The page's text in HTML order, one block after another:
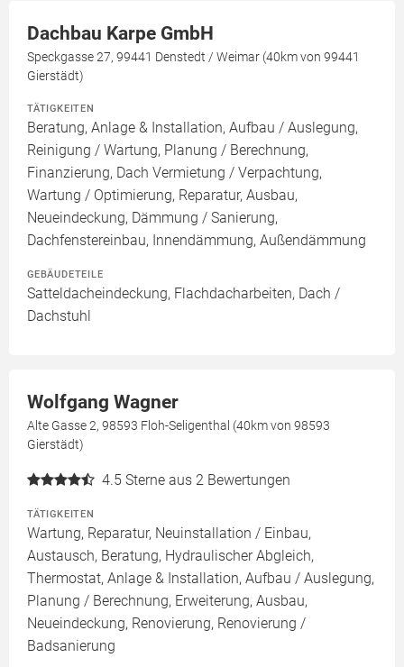
Dachbau Karpe GmbH
Speckgasse 27, 99441 Denstedt / Weimar (40km von 99441
Gierstädt)
TÄTIGKEITEN
Beratung, Anlage & Installation, Aufbau / Auslegung,
Reinigung / Wartung, Planung / Berechnung,
Finanzierung, Dach Vermietung / Verpachtung,
Wartung / Optimierung, Reparatur, Ausbau,
Neueindeckung, Dämmung / Sanierung,
Dachfenstereinbau, Innendämmung, Außendämmung
GEBÄUDETEILE
Satteldacheindeckung, Flachdacharbeiten, Dach /
Dachstuhl
Wolfgang Wagner
Alte Gasse 2, 98593 Floh-Seligenthal (40km von 98593
Gierstädt)
4.5 Sterne aus 2 Bewertungen
TÄTIGKEITEN
Wartung, Reparatur, Neuinstallation / Einbau,
Austausch, Beratung, Hydraulischer Abgleich,
Thermostat, Anlage & Installation, Aufbau / Auslegung,
Planung / Berechnung, Erweiterung, Ausbau,
Neueindeckung, Renovierung, Renovierung /
Badsanierung